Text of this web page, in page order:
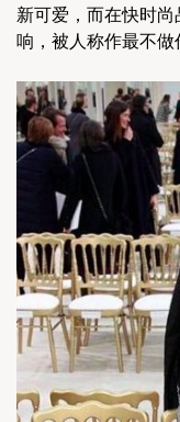
新可爱，而在快时
响，被人称作最不做